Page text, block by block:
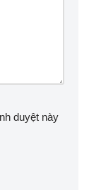
duyệt này